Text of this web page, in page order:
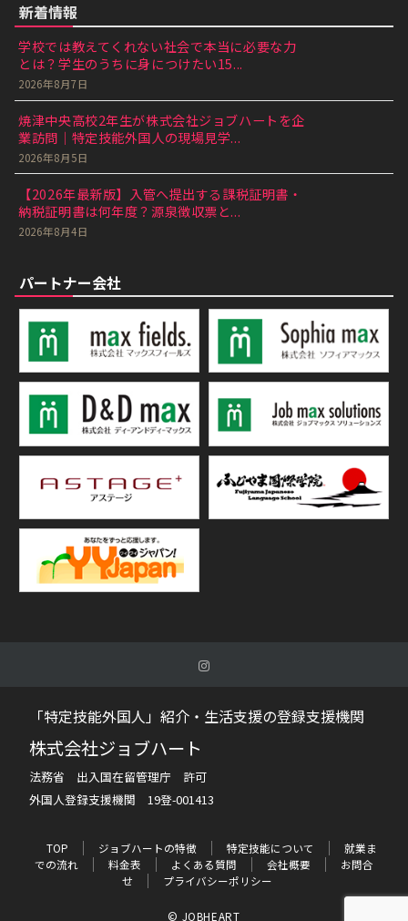
新着情報
学校では教えてくれない社会で本当に必要な力
とは？学生のうちに身につけたい15...
2026年8月7日
焼津中央高校2年生が株式会社ジョブハートを企
業訪問｜特定技能外国人の現場見学...
2026年8月5日
【2026年最新版】入管へ提出する課税証明書・
納税証明書は何年度？源泉徴収票と...
2026年8月4日
パートナー会社
「特定技能外国人」紹介・生活支援の登録支援機関
株式会社ジョブハート
法務省 出入国在留管理庁 許可
外国人登録支援機関 19登-001413
TOP ジョブハートの特徴 特定技能について
就業ま
での流れ
料金表 よくある質問 会社概要
お問合
せ
プライバシーポリシー
© JOBHEART